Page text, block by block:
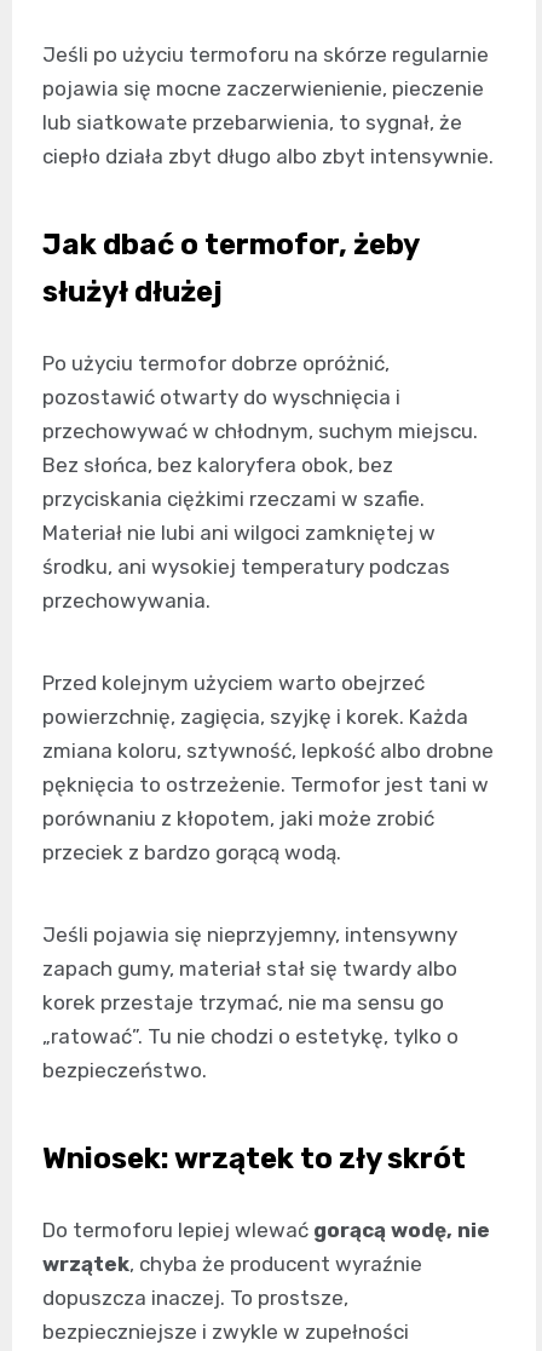
Jeśli po użyciu termoforu na skórze regularnie
pojawia się mocne zaczerwienienie, pieczenie
lub siatkowate przebarwienia, to sygnał, że
ciepło działa zbyt długo albo zbyt intensywnie.
Jak dbać o termofor, żeby
służył dłużej
Po użyciu termofor dobrze opróżnić,
pozostawić otwarty do wyschnięcia i
przechowywać w chłodnym, suchym miejscu.
Bez słońca, bez kaloryfera obok, bez
przyciskania ciężkimi rzeczami w szafie.
Materiał nie lubi ani wilgoci zamkniętej w
środku, ani wysokiej temperatury podczas
przechowywania.
Przed kolejnym użyciem warto obejrzeć
powierzchnię, zagięcia, szyjkę i korek. Każda
zmiana koloru, sztywność, lepkość albo drobne
pęknięcia to ostrzeżenie. Termofor jest tani w
porównaniu z kłopotem, jaki może zrobić
przeciek z bardzo gorącą wodą.
Jeśli pojawia się nieprzyjemny, intensywny
zapach gumy, materiał stał się twardy albo
korek przestaje trzymać, nie ma sensu go
„ratować”. Tu nie chodzi o estetykę, tylko o
bezpieczeństwo.
Wniosek: wrzątek to zły skrót
Do termoforu lepiej wlewać gorącą wodę, nie
wrzątek, chyba że producent wyraźnie
dopuszcza inaczej. To prostsze,
bezpieczniejsze i zwykle w zupełności